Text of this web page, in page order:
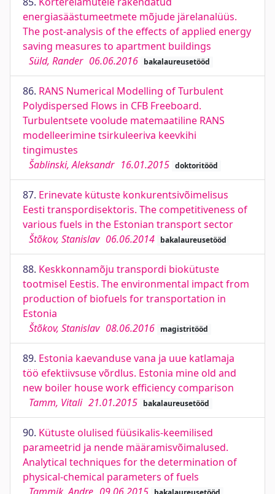
energiasäästumeetmete mõjude järelanalüüs.
The post-analysis of the effects of applied energy
saving measures to apartment buildings
Süld, Rander 06.06.2016 bakalaureusetööd
86. RANS Numerical Modelling of Turbulent
Polydispersed Flows in CFB Freeboard.
Turbulentsete voolude matemaatiline RANS
modelleerimine tsirkuleeriva keevkihi
tingimustes
Šablinski, Aleksandr 16.01.2015 doktoritööd
87. Erinevate kütuste konkurentsivõimelisus
Eesti transpordisektoris. The competitiveness of
various fuels in the Estonian transport sector
Štõkov, Stanislav 06.06.2014 bakalaureusetööd
88. Keskkonnamõju transpordi biokütuste
tootmisel Eestis. The environmental impact from
production of biofuels for transportation in
Estonia
Štõkov, Stanislav 08.06.2016 magistritööd
89. Estonia kaevanduse vana ja uue katlamaja
töö efektiivsuse võrdlus. Estonia mine old and
new boiler house work efficiency comparison
Tamm, Vitali 21.01.2015 bakalaureusetööd
90. Kütuste olulised füüsikalis-keemilised
parameetrid ja nende määramisvõimalused.
Analytical techniques for the determination of
physical-chemical parameters of fuels